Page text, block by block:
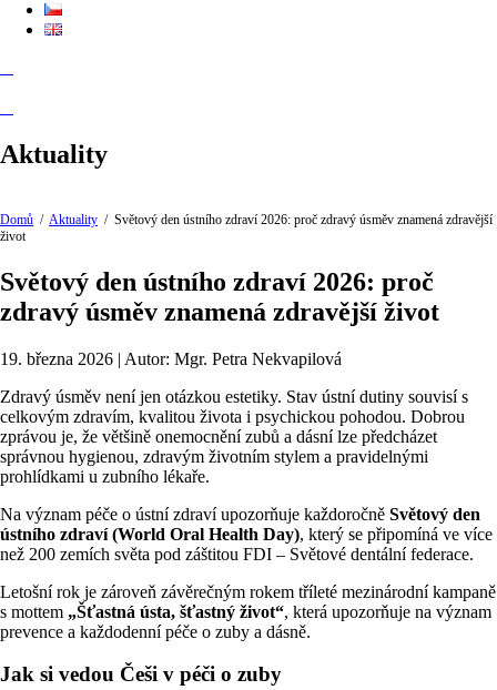
Aktuality
Domů / Aktuality / Světový den ústního zdraví 2026: proč zdravý úsměv znamená zdravější
život
Světový den ústního zdraví 2026: proč
zdravý úsměv znamená zdravější život
19. března 2026 | Autor: Mgr. Petra Nekvapilová
Zdravý úsměv není jen otázkou estetiky. Stav ústní dutiny souvisí s
celkovým zdravím, kvalitou života i psychickou pohodou. Dobrou
zprávou je, že většině onemocnění zubů a dásní lze předcházet
správnou hygienou, zdravým životním stylem a pravidelnými
prohlídkami u zubního lékaře.
Na význam péče o ústní zdraví upozorňuje každoročně Světový den
ústního zdraví (World Oral Health Day), který se připomíná ve více
než 200 zemích světa pod záštitou FDI – Světové dentální federace.
Letošní rok je zároveň závěrečným rokem tříleté mezinárodní kampaně
s mottem „Šťastná ústa, šťastný život“, která upozorňuje na význam
prevence a každodenní péče o zuby a dásně.
Jak si vedou Češi v péči o zuby